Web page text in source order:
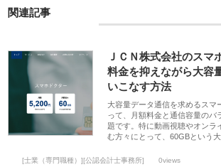
関連記事
ＪＣＮ株式会社のスマ
料金を抑えながら大容
いこなす方法
大容量データ通信を求めるスマ
って、月額料金と通信容量のバ
題です。特に動画視聴やオンラ
む方々にとって、60GBという
[士業（専門職種）][公認会計士事務所] 0views